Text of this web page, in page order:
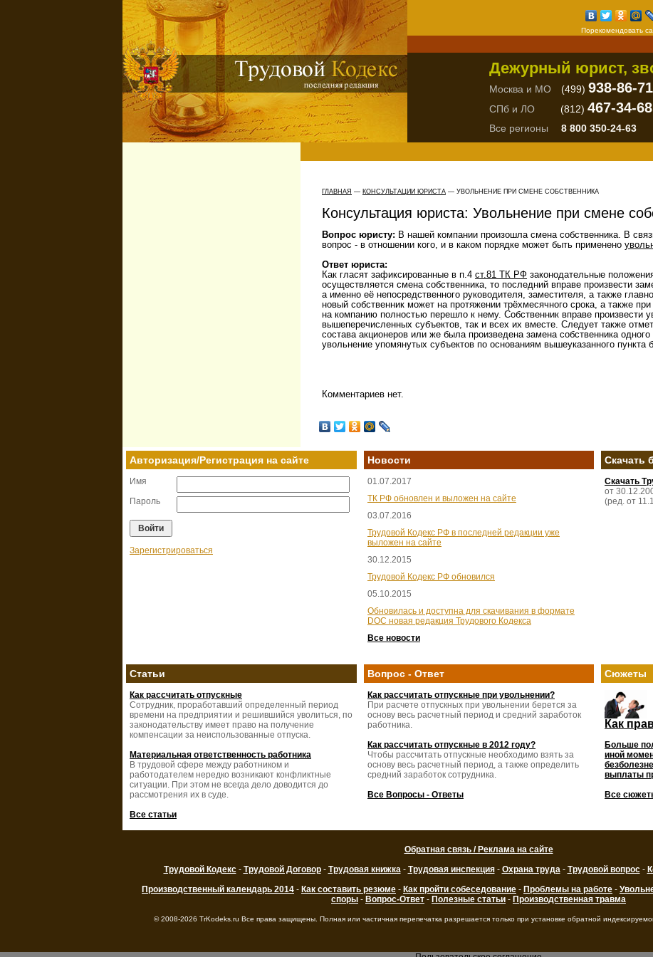
Порекомендовать
Дежурный юрист,
Москва и МО (499) 938-86-71
СПб и ЛО (812) 467-34-68
Все регионы 8 800 350-24-63
ГЛАВНАЯ — КОНСУЛЬТАЦИИ ЮРИСТА — УВОЛЬНЕНИЕ ПРИ СМЕНЕ СОБСТВЕННИКА
Консультация юриста: Увольнение при смене
Вопрос юристу: В нашей компании произошла смена собственника. В
вопрос - в отношении кого, и в каком порядке может быть применено
Ответ юриста:
Как гласят зафиксированные в п.4 ст.81 ТК РФ законодательные
осуществляется смена собственника, то последний вправе произвести
а именно её непосредственного руководителя, заместителя, а также
новый собственник может на протяжении трёхмесячного срока, а также
на компанию полностью перешло к нему. Собственник вправе произвести
вышеперечисленных субъектов, так и всех их вместе. Следует также
состава акционеров или же была произведена замена собственника
увольнение упомянутых субъектов по основаниям вышеуказанного пункта
Комментариев нет.
Авторизация/Регистрация на сайте
Имя
Пароль
Зарегистрироваться
Новости
01.07.2017
ТК РФ обновлен и выложен на сайте
03.07.2016
Трудовой Кодекс РФ в последней редакции уже
выложен на сайте
30.12.2015
Трудовой Кодекс РФ обновился
05.10.2015
Обновилась и доступна для скачивания в формате
DOC новая редакция Трудового Кодекса
Все новости
Скачать
Скачать
от
(ред. от
Статьи
Как рассчитать отпускные
Сотрудник, проработавший определенный период
времени на предприятии и решившийся уволиться, по
законодательству имеет право на получение
компенсации за неиспользованные отпуска.
Материальная ответственность работника
В трудовой сфере между работником и
работодателем нередко возникают конфликтные
ситуации. При этом не всегда дело доводится до
рассмотрения их в суде.
Все статьи
Вопрос - Ответ
Как рассчитать отпускные при увольнении?
При расчете отпускных при увольнении берется за
основу весь расчетный период и средний заработок
работника.
Как рассчитать отпускные в 2012 году?
Чтобы рассчитать отпускные необходимо взять за
основу весь расчетный период, а также определить
средний заработок сотрудника.
Все Вопросы - Ответы
Сюжеты
Как
Больше
иной
выплаты
Все
Обратная связь / Реклама на сайте
Трудовой Кодекс- Трудовой Договор- Трудовая книжка- Трудовая инспекция- Охрана труда- Трудовой вопрос-
Производственный календарь 2014 - Как составить резюме - Как пройти собеседование - Проблемы на работе -
споры - Вопрос-Ответ - Полезные статьи - Производственная травма
© 2008-2026 TrKodeks.ru Все права защищены. Полная или частичная перепечатка разрешается только при установке обратной